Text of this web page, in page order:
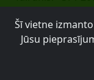
Bezdelīgu 1A,
Latvijas Valsts
Šī vietne
Jūsu